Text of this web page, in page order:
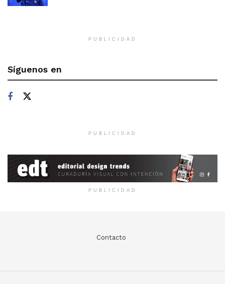
PUBLICIDAD
Síguenos en
PUBLICIDAD
PUBLICIDAD
Contacto